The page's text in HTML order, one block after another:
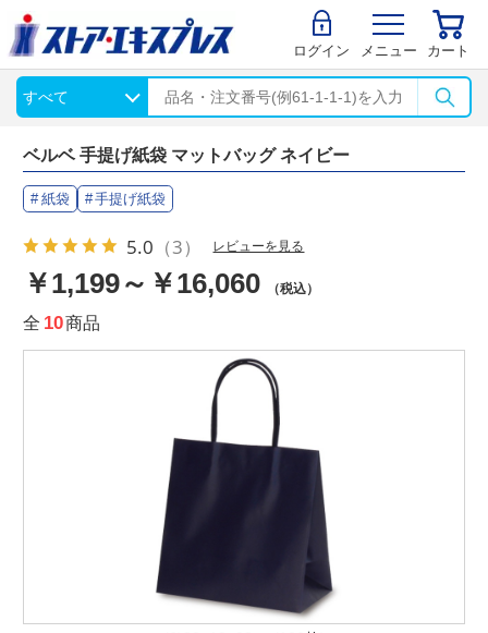
ログイン メニュー カート
ベルベ 手提げ紙袋 マットバッグ ネイビー
紙袋 手提げ紙袋
5.0 （3） レビューを見る
￥1,199～￥16,060 （税込）
全 10商品